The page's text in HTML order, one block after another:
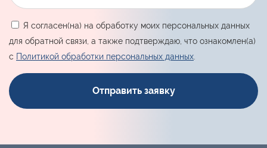
Я согласен(на) на обработку моих персональных данных
для обратной связи, а также подтверждаю, что ознакомлен(а)
с Политикой обработки персональных данных